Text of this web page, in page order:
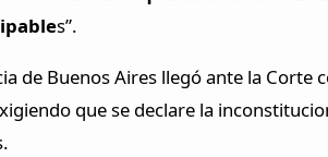
s”.
de Buenos Aires llegó ante la
que se declare la